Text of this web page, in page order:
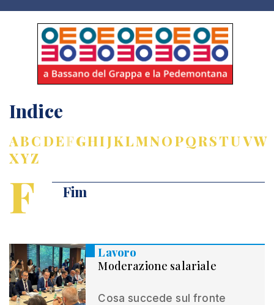
Indice
ABCDEFGHIJKLMNOPQRSTUVW
XYZ
F Fim
Lavoro
Moderazione salariale
Cosa succede sul fronte